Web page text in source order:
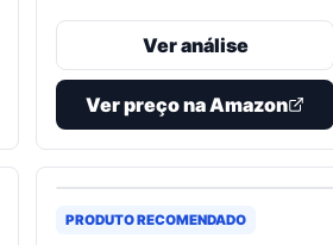
Ver análise
Ver preço na Amazon
PRODUTO RECOMENDADO